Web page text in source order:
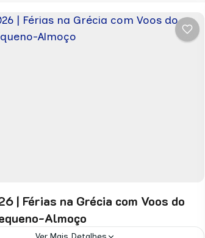
| Férias na Grécia com Voos do
Almoço